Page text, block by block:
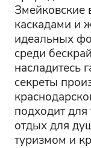
каскадами и
идеальных
среди
насладитесь
секреты
подходит для
отдых для
туризмом и